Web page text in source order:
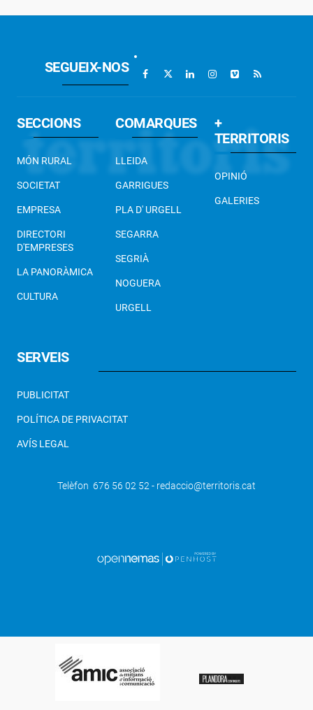
SEGUEIX-NOS
SECCIONS
MÓN RURAL
SOCIETAT
EMPRESA
DIRECTORI
D'EMPRESES
LA PANORÀMICA
CULTURA
COMARQUES
LLEIDA
GARRIGUES
PLA D' URGELL
SEGARRA
SEGRIÀ
NOGUERA
URGELL
+
TERRITORIS
OPINIÓ
GALERIES
SERVEIS
PUBLICITAT
POLÍTICA DE PRIVACITAT
AVÍS LEGAL
Telèfon 676 56 02 52 - redaccio@territoris.cat